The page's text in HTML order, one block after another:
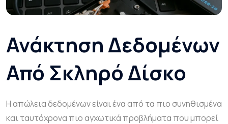
Ανάκτηση Δεδομένων
Από Σκληρό Δίσκο
Η απώλεια δεδομένων είναι ένα από τα πιο συνηθισμένα
και ταυτόχρονα πιο αγχωτικά προβλήματα που μπορεί